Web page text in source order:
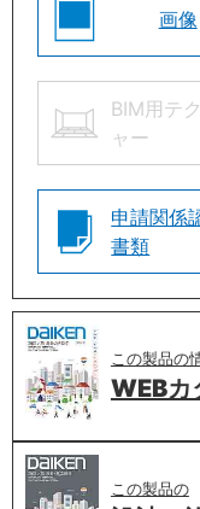
画像
BIM用テ
ャー
申請関係
書類
この製品の
WEBカ
この製品の